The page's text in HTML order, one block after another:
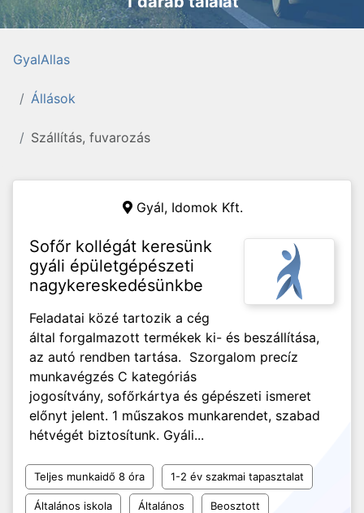
GyalAllas
Állások
Szállítás, fuvarozás
Gyál, Idomok Kft.
Sofőr kollégát keresünk
gyáli épületgépészeti
nagykereskedésünkbe
Feladatai közé tartozik a cég
által forgalmazott termékek ki- és beszállítása,
az autó rendben tartása. Szorgalom precíz
munkavégzés C kategóriás
jogosítvány, sofőrkártya és gépészeti ismeret
előnyt jelent. 1 műszakos munkarendet, szabad
hétvégét biztosítunk. Gyáli...
Teljes munkaidő 8 óra 1-2 év szakmai tapasztalat
Általános iskola Általános Beosztott